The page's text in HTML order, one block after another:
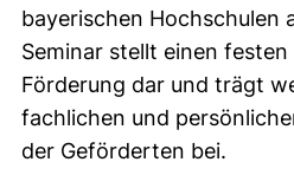
bayerischen Hochschulen
Seminar stellt einen
Förderung dar und trägt
fachlichen und
der Geförderten bei.